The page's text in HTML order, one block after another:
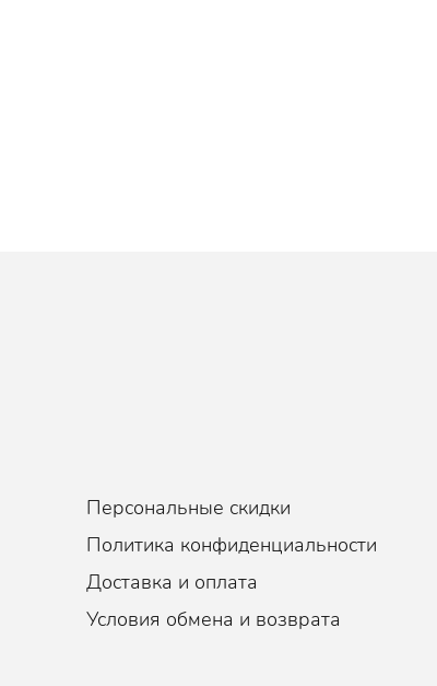
в клетках, создает на поверхности защитную пленку. При
акне и не препятствует клеточному дыханию.
морщин, повышает эластичность кожи, выравнивает тургор,
выветривается при нанесении на кожу. Полностью
Персональные скидки
Политика конфиденциальности
Доставка и оплата
Условия обмена и возврата